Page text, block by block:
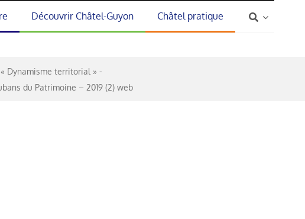
Découvrir Châtel-Guyon Châtel pratique
Dynamisme territorial »
du Patrimoine – 2019 (2) web